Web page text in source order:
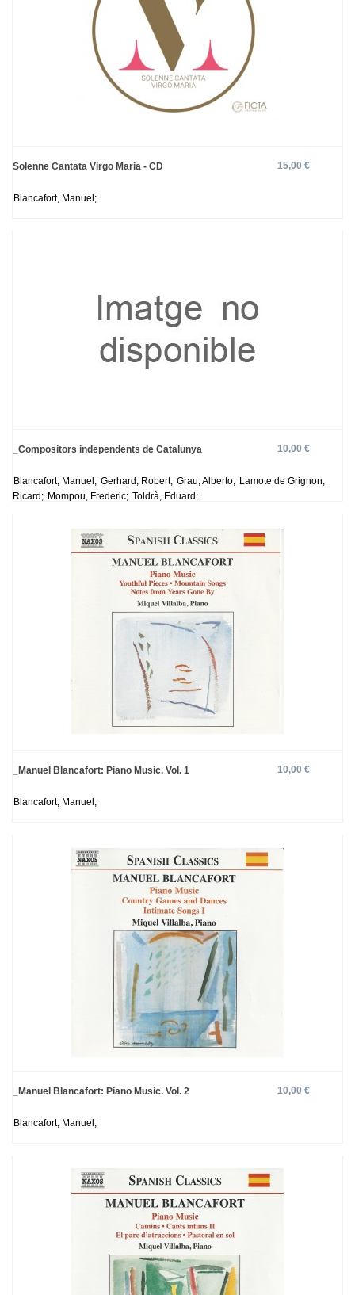
Solenne Cantata Virgo Maria - CD 15,00 €
Blancafort, Manuel;
_Compositors independents de Catalunya 10,00 €
Blancafort, Manuel; Gerhard, Robert; Grau, Alberto; Lamote de Grignon,
Ricard; Mompou, Frederic; Toldrà, Eduard;
_Manuel Blancafort: Piano Music. Vol. 1 10,00 €
Blancafort, Manuel;
_Manuel Blancafort: Piano Music. Vol. 2 10,00 €
Blancafort, Manuel;